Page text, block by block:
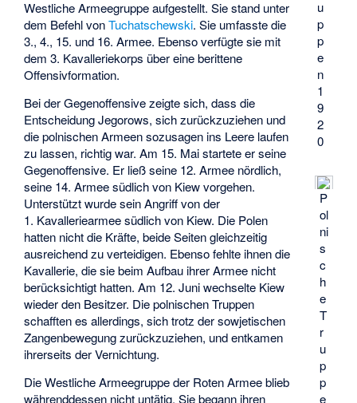
u
p
p
e
n
1
9
2
0
P
ol
ni
s
c
h
e
T
r
u
p
p
e
Westliche Armeegruppe aufgestellt. Sie stand unter
dem Befehl vonTuchatschewski. Sie umfasste die
3., 4., 15. und 16. Armee. Ebenso verfügte sie mit
dem 3. Kavalleriekorps über eine berittene
Offensivformation.
Bei der Gegenoffensive zeigte sich, dass die
Entscheidung Jegorows, sich zurückzuziehen und
die polnischen Armeen sozusagen ins Leere laufen
zu lassen, richtig war. Am 15. Mai startete er seine
Gegenoffensive. Er ließ seine 12. Armee nördlich,
seine 14. Armee südlich von Kiew vorgehen.
Unterstützt wurde sein Angriff von der
1. Kavalleriearmee südlich von Kiew. Die Polen
hatten nicht die Kräfte, beide Seiten gleichzeitig
ausreichend zu verteidigen. Ebenso fehlte ihnen die
Kavallerie, die sie beim Aufbau ihrer Armee nicht
berücksichtigt hatten. Am 12. Juni wechselte Kiew
wieder den Besitzer. Die polnischen Truppen
schafften es allerdings, sich trotz der sowjetischen
Zangenbewegung zurückzuziehen, und entkamen
ihrerseits der Vernichtung.
Die Westliche Armeegruppe der Roten Armee blieb
währenddessen nicht untätig. Sie begann ihren